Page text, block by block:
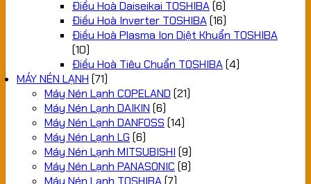
Điều Hoà Daiseikai TOSHIBA(6)
Điều Hoà Inverter TOSHIBA(16)
Điều Hoà Plasma Ion Diệt Khuẩn TOSHIBA
(10)
Điều Hoà Tiêu Chuẩn TOSHIBA(4)
MÁY NÉN LẠNH (71)
Máy Nén Lạnh COPELAND (21)
Máy Nén Lạnh DAIKIN (6)
Máy Nén Lạnh DANFOSS (14)
Máy Nén Lạnh LG (6)
Máy Nén Lạnh MITSUBISHI (9)
Máy Nén Lạnh PANASONIC (8)
Máy Nén Lạnh TOSHIBA (7)